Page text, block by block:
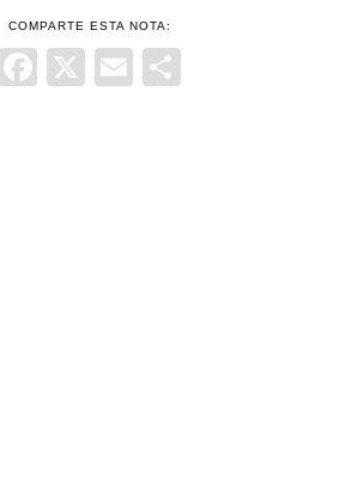
COMPARTE ESTA NOTA:
Facebook
X Email